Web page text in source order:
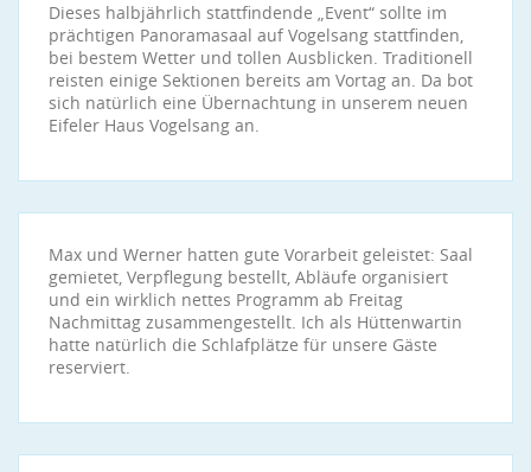
Dieses halbjährlich stattfindende „Event“ sollte im
prächtigen Panoramasaal auf Vogelsang stattfinden,
bei bestem Wetter und tollen Ausblicken. Traditionell
reisten einige Sektionen bereits am Vortag an. Da bot
sich natürlich eine Übernachtung in unserem neuen
Eifeler Haus Vogelsang an.
Max und Werner hatten gute Vorarbeit geleistet: Saal
gemietet, Verpflegung bestellt, Abläufe organisiert
und ein wirklich nettes Programm ab Freitag
Nachmittag zusammengestellt. Ich als Hüttenwartin
hatte natürlich die Schlafplätze für unsere Gäste
reserviert.